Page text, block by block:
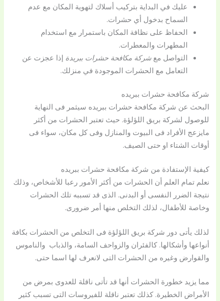
عليك في البداية بتركيب أسلاك لتهوية المكان مع عدم
السماح بدخول أي حشرات.
الحفاظ على نظافة المكان باستمرار مع استخدام
المطهرات والمعطرات.
التواصل معشركة مكافحة حشرات ببريدة إذا عجزت عن
التعامل مع الحشرات الموجودة في منزلك.
شركة مكافحة حشرات ببريده
البحث عن شركة مكافحة حشرات ببريده سيثمر فى النهاية
للوصول لشركة بريق اللؤلؤة. حيث تعتبر الحشرات من أكثر
مايزعج الأفراد فى البيوت والمنازل وفى كل مكان، سواء فى
أوقات الشتاء او حتى الصيف.
كيفية الإستفادة من شركة مكافحة حشرات ببريده
نعلم تمام العلم أن الحشرات من أكثر الأمور رعبا للأشخاص، وذلك
نتيجة الضرر النفسى أو البدنى. الذى قد تسببه تلك الحشرات
وخاصة للأطفال، لذلك التخلص منها أمر ضرورى.
لذلك يأتى دور شركة بريق اللؤلؤة فى التخلص من الحشرات بكافة
أنواعها وأشكالها. كالفئران والزواحف السامة، والذباب والناموس
والقوارض وغيره من الحشرات التى لانعرف لها اسما حتى.
مما يزيد خطورة الحشرات أنها قد تأتى ناقلة للعدوى بمرض من
الأمراض الخطيرة. كذلك تعتبر ناقلة للفيروسات التى تسبب كثير